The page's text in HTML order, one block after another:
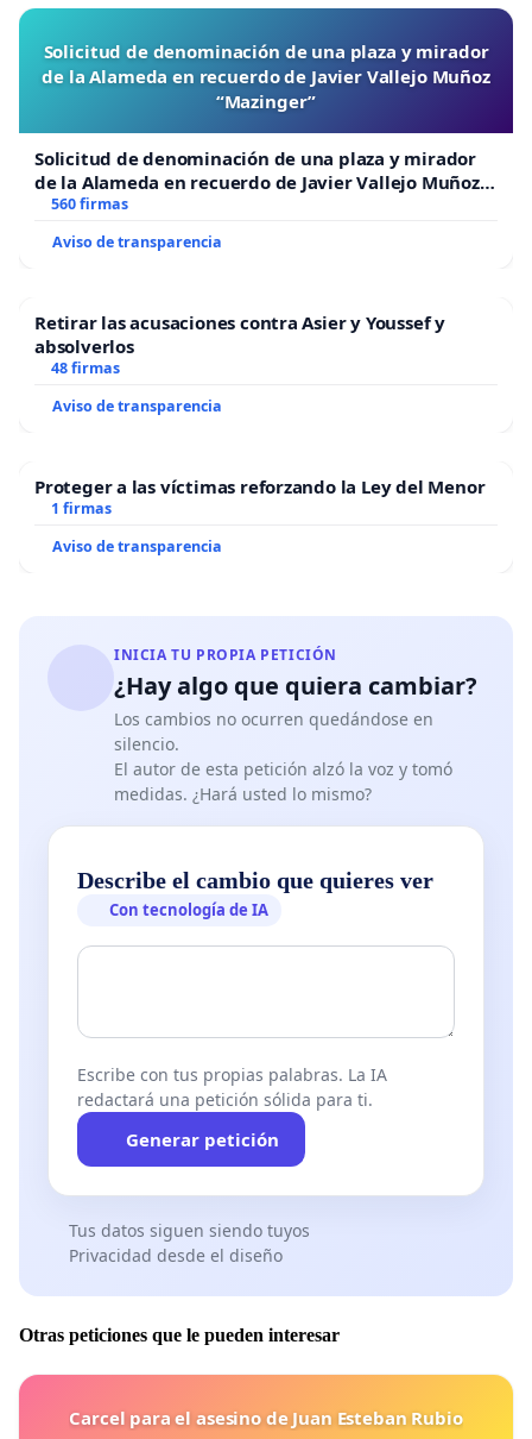
Solicitud de denominación de una plaza y mirador
de la Alameda en recuerdo de Javier Vallejo Muñoz
“Mazinger”
Solicitud de denominación de una plaza y mirador
de la Alameda en recuerdo de Javier Vallejo Muñoz
“Mazinger”
560 firmas
Aviso de transparencia
Retirar las acusaciones contra Asier y Youssef y
absolverlos
48 firmas
Aviso de transparencia
Proteger a las víctimas reforzando la Ley del Menor
1 firmas
Aviso de transparencia
INICIA TU PROPIA PETICIÓN
¿Hay algo que quiera cambiar?
Los cambios no ocurren quedándose en
silencio.
El autor de esta petición alzó la voz y tomó
medidas. ¿Hará usted lo mismo?
Describe el cambio que quieres ver
Con tecnología de IA
Escribe con tus propias palabras. La IA
redactará una petición sólida para ti.
Generar petición
Tus datos siguen siendo tuyos
Privacidad desde el diseño
Otras peticiones que le pueden interesar
Carcel para el asesino de Juan Esteban Rubio